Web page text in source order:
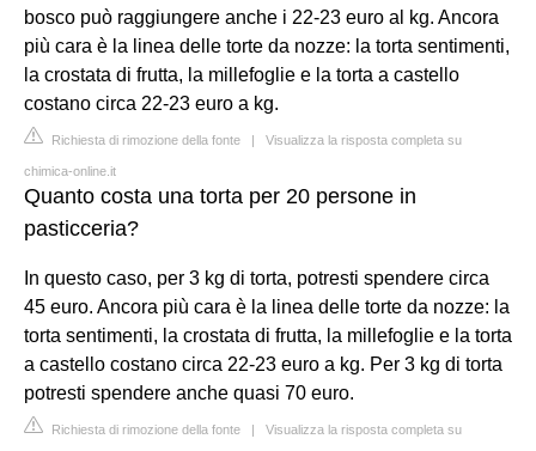
bosco può raggiungere anche i 22-23 euro al kg. Ancora
più cara è la linea delle torte da nozze: la torta sentimenti,
la crostata di frutta, la millefoglie e la torta a castello
costano circa 22-23 euro a kg.
Richiesta di rimozione della fonte | Visualizza la risposta completa su
chimica-online.it
Quanto costa una torta per 20 persone in
pasticceria?
In questo caso, per 3 kg di torta, potresti spendere circa
45 euro. Ancora più cara è la linea delle torte da nozze: la
torta sentimenti, la crostata di frutta, la millefoglie e la torta
a castello costano circa 22-23 euro a kg. Per 3 kg di torta
potresti spendere anche quasi 70 euro.
Richiesta di rimozione della fonte | Visualizza la risposta completa su